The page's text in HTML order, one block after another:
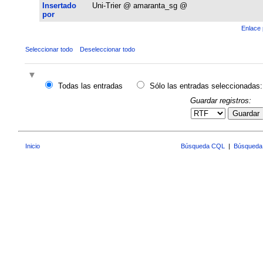
Insertado
por
Uni-Trier @ amaranta_sg @
Enlace
Seleccionar todo Deseleccionar todo
Todas las entradas
Sólo las entradas seleccionadas:
Guardar registros:
Guardar
Inicio Búsqueda CQL